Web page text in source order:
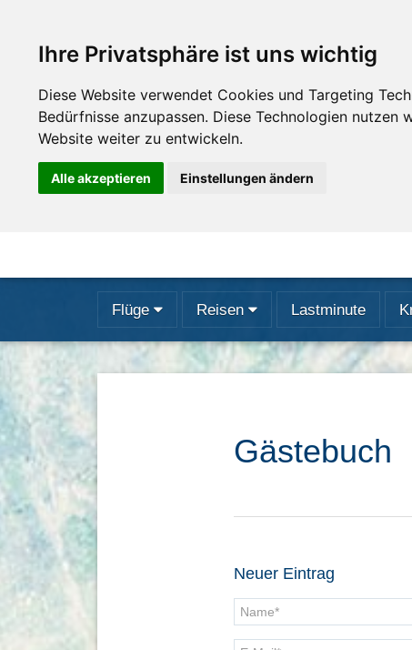
Ihre Privatsphäre ist uns wichtig
Diese Website verwendet Cookies und Targeting
Bedürfnisse anzupassen. Diese Technologien nutzen
Website weiter zu entwickeln.
Alle akzeptieren Einstellungen ändern
Flüge Reisen Lastminute
Gästebuch
Neuer Eintrag